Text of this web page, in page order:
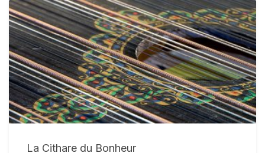
La Cithare du Bonheur